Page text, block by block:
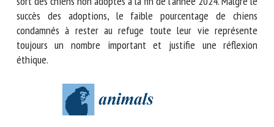
de l’année 2022. En outre, nous indiquons le sort des chiens
non adoptés à la fin de l’année 2024. Malgré le succès des
adoptions, le faible pourcentage de chiens condamnés à
rester au refuge toute leur vie représente toujours un